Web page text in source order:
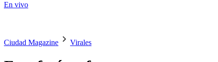
En vivo
Ciudad Magazine Virales